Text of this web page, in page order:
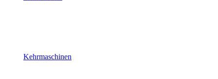
Kehrmaschinen